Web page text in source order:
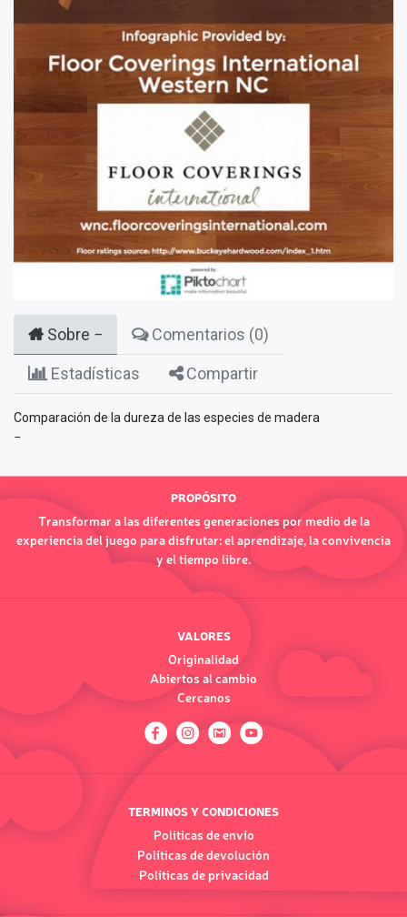
Sobre Comentarios (0)
Estadísticas Compartir
Comparación de la dureza de las especies de madera
PROPÓSITO
Transformar a las diferentes generaciones por medio de la
experiencia del juego para disfrutar: el aprendizaje, la convivencia
y el tiempo libre.
VALORES
Originalidad
Abiertos al cambio
Cercanos
TERMINOS Y CONDICIONES
Políticas de envío
Políticas de devolución
Políticas de privacidad